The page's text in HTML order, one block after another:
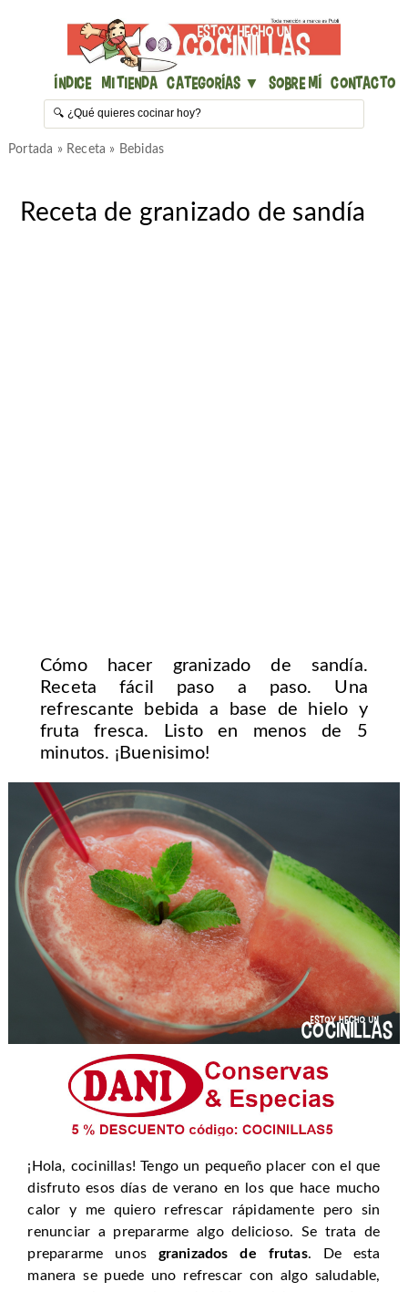
Índice Mi Tienda Categorías ▼ Sobre mí Contacto
Portada » Receta » Bebidas
Receta de granizado de sandía
Cómo hacer granizado de sandía.
Receta fácil paso a paso. Una
refrescante bebida a base de hielo y
fruta fresca. Listo en menos de 5
minutos. ¡Buenisimo!
¡Hola, cocinillas! Tengo un pequeño placer con el que
disfruto esos días de verano en los que hace mucho
calor y me quiero refrescar rápidamente pero sin
renunciar a prepararme algo delicioso. Se trata de
prepararme unos granizados de frutas. De esta
manera se puede uno refrescar con algo saludable,